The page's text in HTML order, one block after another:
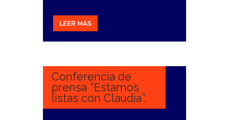
LEER MÁS
12
Conferencia de
prensa “Estamos
listas con Claudia”.